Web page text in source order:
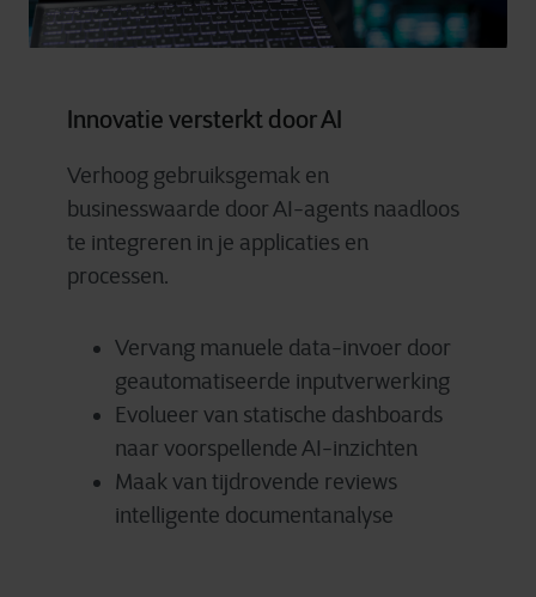
Innovatie versterkt door AI
Verhoog gebruiksgemak en
businesswaarde door AI-agents naadloos
te integreren in je applicaties en
processen.
Vervang manuele data-invoer door
geautomatiseerde inputverwerking
Evolueer van statische dashboards
naar voorspellende AI-inzichten
Maak van tijdrovende reviews
intelligente documentanalyse